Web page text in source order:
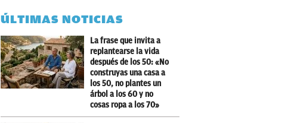
ÚLTIMAS NOTICIAS
La frase que invita a
replantearse la vida
después de los 50: «No
construyas una casa a
los 50, no plantes un
árbol a los 60 y no
cosas ropa a los 70»